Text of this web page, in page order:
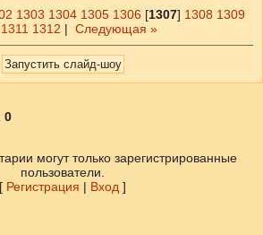
1303 1304 1305 1306 [1307] 1308 1309
1311 1312 | Следующая »
0
могут только зарегистрированные
пользователи.
[ Регистрация | Вход ]